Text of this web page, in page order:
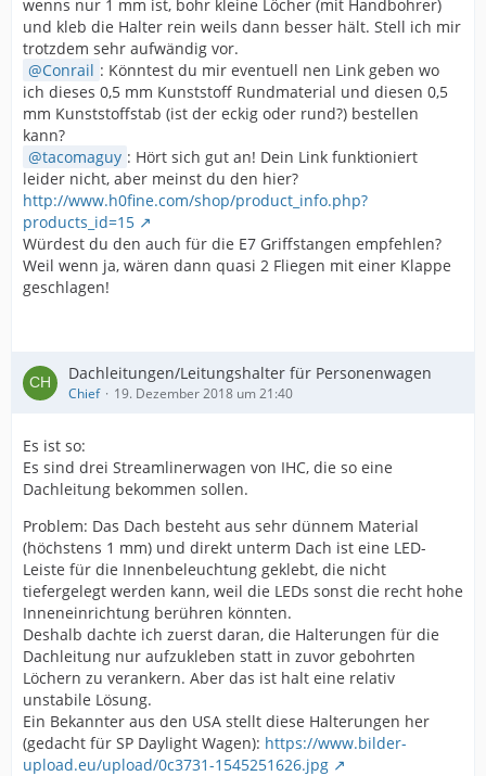
wenns nur 1 mm ist, bohr kleine Löcher (mit Handbohrer)
und kleb die Halter rein weils dann besser hält. Stell ich mir
trotzdem sehr aufwändig vor.
Conrail : Könntest du mir eventuell nen Link geben wo
ich dieses 0,5 mm Kunststoff Rundmaterial und diesen 0,5
mm Kunststoffstab (ist der eckig oder rund?) bestellen
kann?
tacomaguy : Hört sich gut an! Dein Link funktioniert
leider nicht, aber meinst du den hier?
http://www.h0fine.com/shop/product_info.php?
products_id=15
Würdest du den auch für die E7 Griffstangen empfehlen?
Weil wenn ja, wären dann quasi 2 Fliegen mit einer Klappe
geschlagen!
Dachleitungen/Leitungshalter für Personenwagen
Chief 19. Dezember 2018 um 21:40
Es ist so:
Es sind drei Streamlinerwagen von IHC, die so eine
Dachleitung bekommen sollen.
Problem: Das Dach besteht aus sehr dünnem Material
(höchstens 1 mm) und direkt unterm Dach ist eine LED-
Leiste für die Innenbeleuchtung geklebt, die nicht
tiefergelegt werden kann, weil die LEDs sonst die recht hohe
Inneneinrichtung berühren könnten.
Deshalb dachte ich zuerst daran, die Halterungen für die
Dachleitung nur aufzukleben statt in zuvor gebohrten
Löchern zu verankern. Aber das ist halt eine relativ
unstabile Lösung.
Ein Bekannter aus den USA stellt diese Halterungen her
(gedacht für SP Daylight Wagen): https://www.bilder-
upload.eu/upload/0c3731-1545251626.jpg